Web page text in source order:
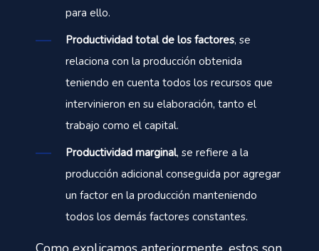
para ello.
Productividad total de los factores, se
relaciona con la producción obtenida
teniendo en cuenta todos los recursos que
intervinieron en su elaboración, tanto el
trabajo como el capital.
Productividad marginal, se refiere a la
producción adicional conseguida por agregar
un factor en la producción manteniendo
todos los demás factores constantes.